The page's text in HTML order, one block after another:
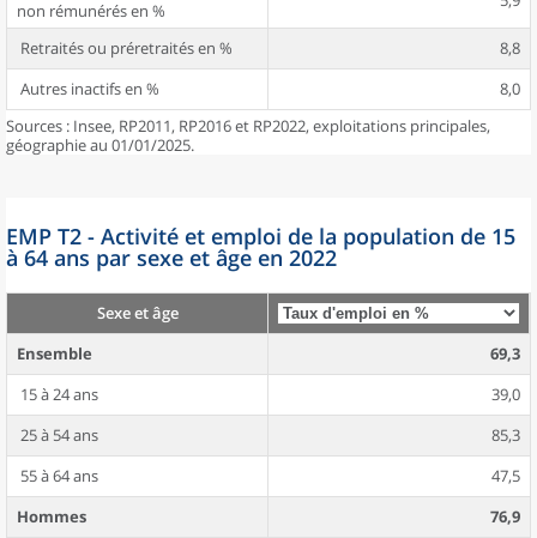
non rémunérés en %
Retraités ou préretraités en %
8,8
Autres inactifs en %
8,0
Sources : Insee, RP2011, RP2016 et RP2022, exploitations principales,
géographie au 01/01/2025.
EMP T2 - Activité et emploi de la population de 15
à 64 ans par sexe et âge en 2022
Sexe et âge
Ensemble
69,3
15 à 24 ans
39,0
25 à 54 ans
85,3
55 à 64 ans
47,5
Hommes
76,9